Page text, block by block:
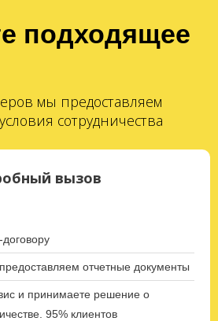
подходящее
мы предоставляем
сотрудничества
вызов
отчетные документы
и принимаете решение о
95% клиентов